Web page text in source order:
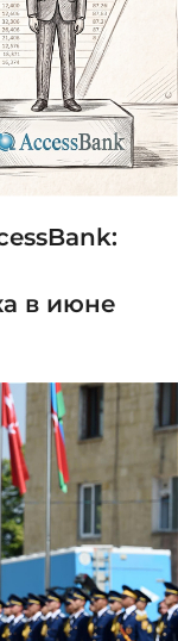
в июне